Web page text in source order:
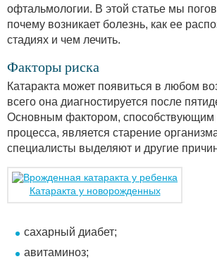
офтальмологии. В этой статье мы
почему возникает болезнь, как ее
стадиях и чем лечить.
Факторы риска
Катаракта может появиться в любом
всего она диагностируется после
Основным фактором, способствующим
процесса, является старение
специалисты выделяют и другие
Катаракта у новорожденных
сахарный диабет;
авитаминоз;